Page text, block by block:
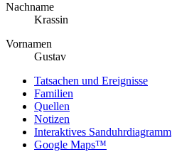
Nachname
Krassin
Vornamen
Gustav
Tatsachen und Ereignisse
Familien
Quellen
Notizen
Interaktives Sanduhrdiagramm
Google Maps™